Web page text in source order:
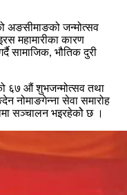
अङसीमाङको जन्मोत्सव
महामारीका कारण
सामाजिक, भौतिक दुरी
६७ औं शुभजन्मोत्सव तथा
नोमाङगेन्ना सेवा समारोह
सञ्चालन भइरहेकोे छ ।